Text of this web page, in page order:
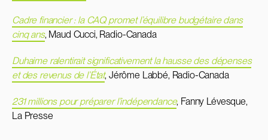
Cadre financier : la CAQ promet l’équilibre budgétaire dans
cinq ans, Maud Cucci, Radio-Canada
Duhaime ralentirait significativement la hausse des dépenses
et des revenus de l’État, Jérôme Labbé, Radio-Canada
231 millions pour préparer l’indépendance, Fanny Lévesque,
La Presse